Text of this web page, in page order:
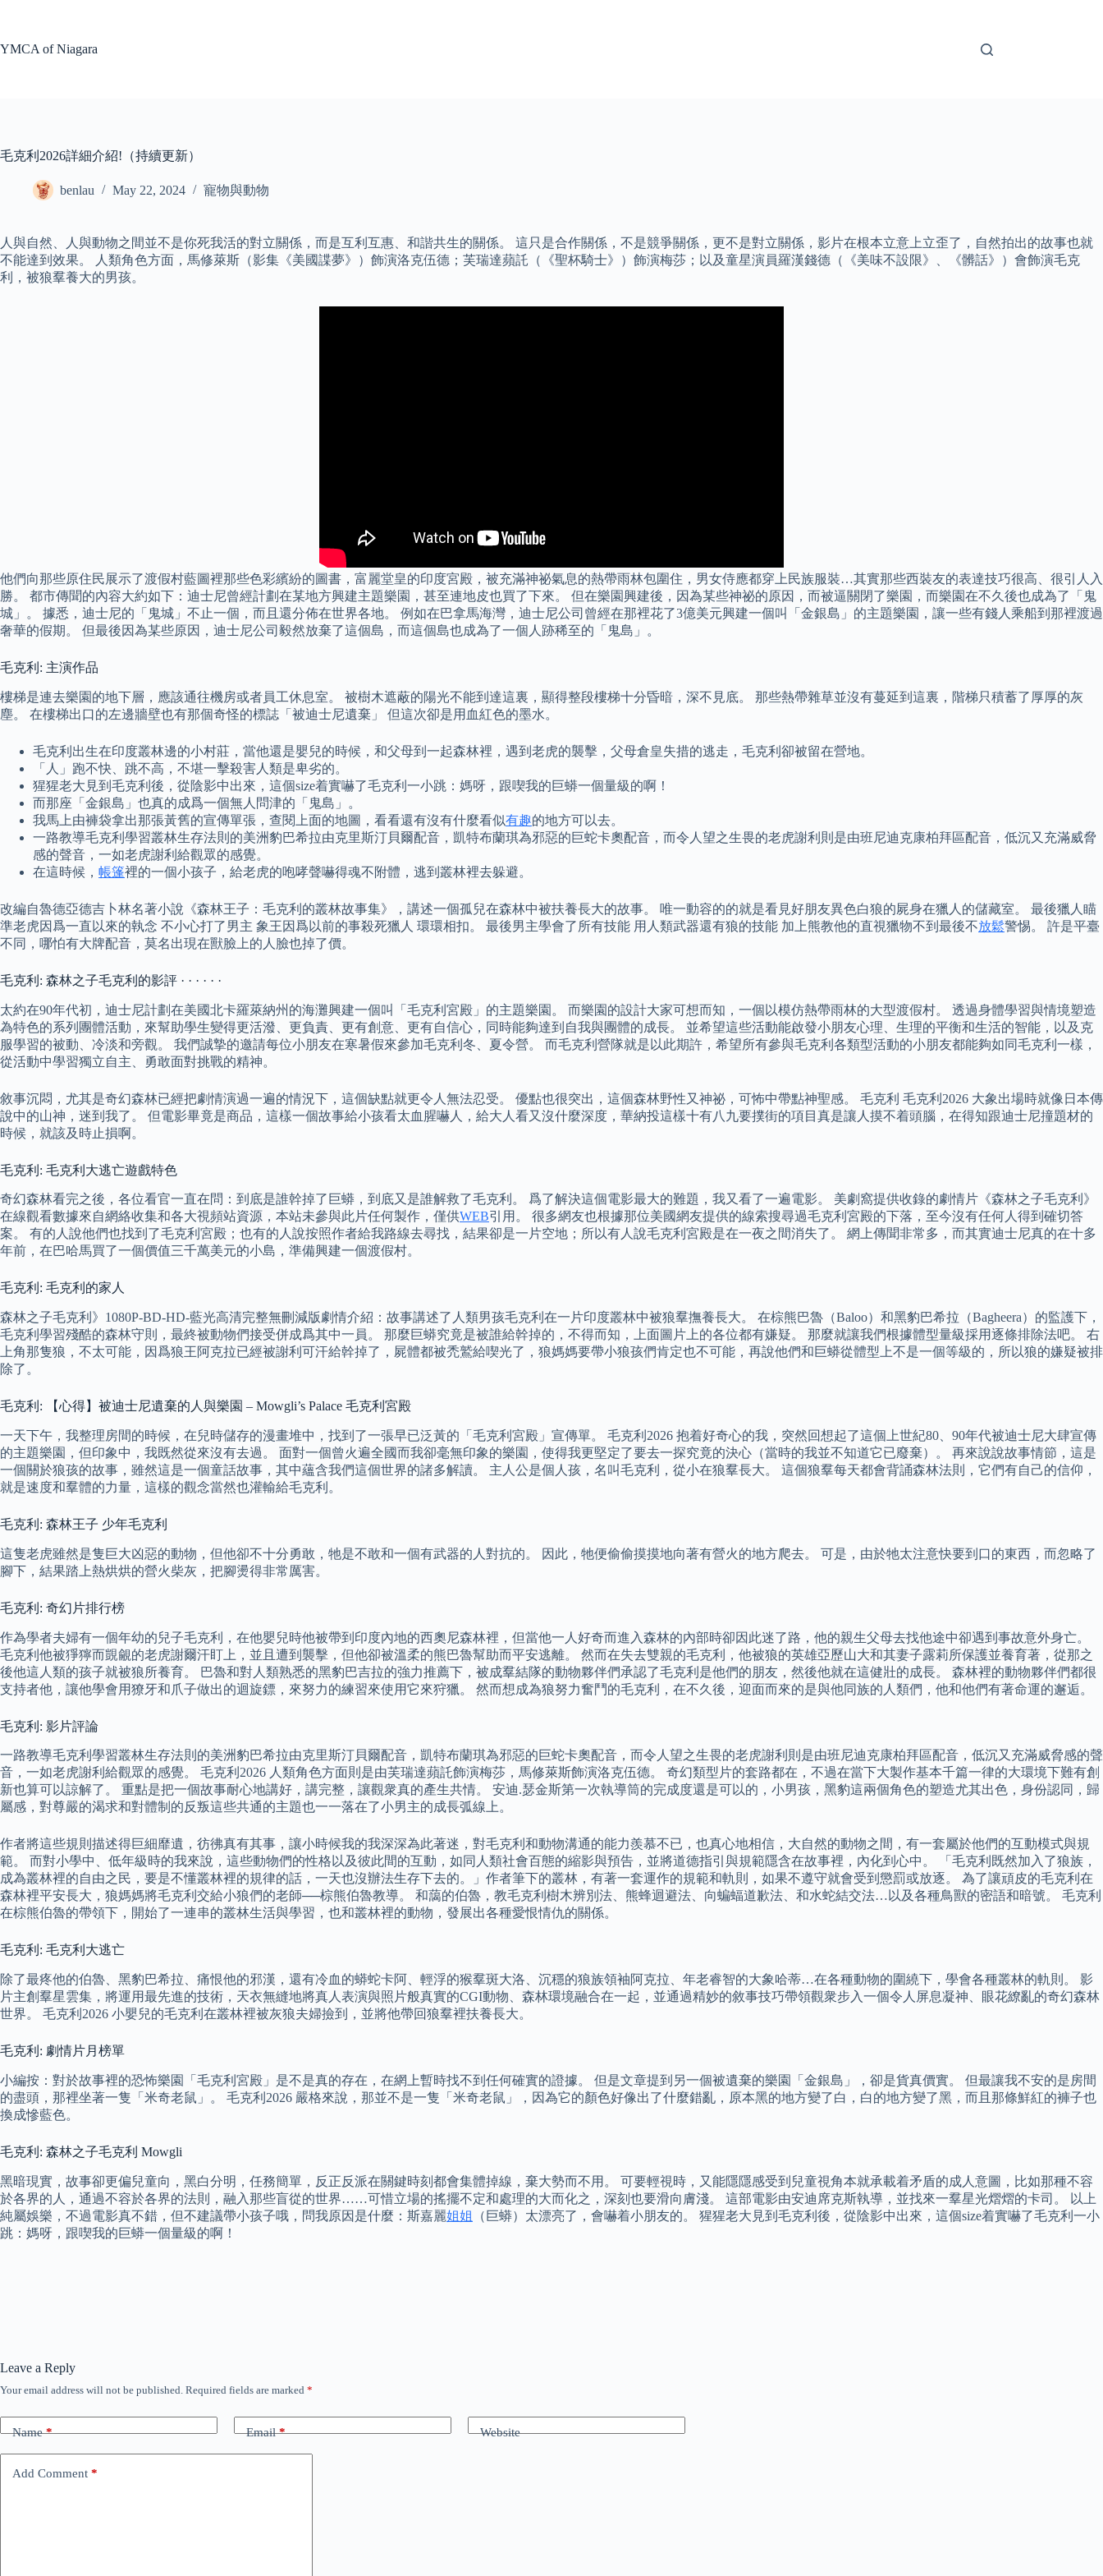
YMCA of Niagara
毛克利2026詳細介紹!（持續更新）
benlau May 22, 2024 寵物與動物
人與自然、人與動物之間並不是你死我活的對立關係，而是互利互惠、和諧共生的關係。 這只是合作關係，不是競爭關係，更不是對立關係，影片在根本立意上立歪了，自然拍出的故事也就
不能達到效果。 人類角色方面，馬修萊斯（影集《美國諜夢》）飾演洛克伍德；芙瑞達蘋託（《聖杯騎士》）飾演梅莎；以及童星演員羅漢錢德（《美味不設限》、《髒話》）會飾演毛克
利，被狼羣養大的男孩。
他們向那些原住民展示了渡假村藍圖裡那些色彩繽紛的圖書，富麗堂皇的印度宮殿，被充滿神祕氣息的熱帶雨林包圍住，男女侍應都穿上民族服裝…其實那些西裝友的表達技巧很高、很引人入
勝。 都市傳聞的內容大約如下：迪士尼曾經計劃在某地方興建主題樂園，甚至連地皮也買了下來。 但在樂園興建後，因為某些神祕的原因，而被逼關閉了樂園，而樂園在不久後也成為了「鬼
城」。 據悉，迪士尼的「鬼城」不止一個，而且還分佈在世界各地。 例如在巴拿馬海灣，迪士尼公司曾經在那裡花了3億美元興建一個叫「金銀島」的主題樂園，讓一些有錢人乘船到那裡渡過
奢華的假期。 但最後因為某些原因，迪士尼公司毅然放棄了這個島，而這個島也成為了一個人跡稀至的「鬼島」。
毛克利: 主演作品
樓梯是連去樂園的地下層，應該通往機房或者員工休息室。 被樹木遮蔽的陽光不能到達這裏，顯得整段樓梯十分昏暗，深不見底。 那些熱帶雜草並沒有蔓延到這裏，階梯只積蓄了厚厚的灰
塵。 在樓梯出口的左邊牆壁也有那個奇怪的標誌「被迪士尼遺棄」 但這次卻是用血紅色的墨水。
毛克利出生在印度叢林邊的小村莊，當他還是嬰兒的時候，和父母到一起森林裡，遇到老虎的襲擊，父母倉皇失措的逃走，毛克利卻被留在營地。
「人」跑不快、跳不高，不堪一擊殺害人類是卑劣的。
猩猩老大見到毛克利後，從陰影中出來，這個size着實嚇了毛克利一小跳：媽呀，跟喫我的巨蟒一個量級的啊！
而那座「金銀島」也真的成爲一個無人問津的「鬼島」。
我馬上由褲袋拿出那張黃舊的宣傳單張，查閱上面的地圖，看看還有沒有什麼看似有趣的地方可以去。
一路教導毛克利學習叢林生存法則的美洲豹巴希拉由克里斯汀貝爾配音，凱特布蘭琪為邪惡的巨蛇卡奧配音，而令人望之生畏的老虎謝利則是由班尼迪克康柏拜區配音，低沉又充滿威脅
感的聲音，一如老虎謝利給觀眾的感覺。
在這時候， 帳篷裡的一個小孩子，給老虎的咆哮聲嚇得魂不附體，逃到叢林裡去躲避。
改編自魯德亞德吉卜林名著小說《森林王子：毛克利的叢林故事集》，講述一個孤兒在森林中被扶養長大的故事。 唯一動容的的就是看見好朋友異色白狼的屍身在獵人的儲藏室。 最後獵人瞄
準老虎因爲一直以來的執念 不小心打了男主 象王因爲以前的事殺死獵人 環環相扣。 最後男主學會了所有技能 用人類武器還有狼的技能 加上熊教他的直視獵物不到最後不放鬆警惕。 許是平臺
不同，哪怕有大牌配音，莫名出現在獸臉上的人臉也掉了價。
毛克利: 森林之子毛克利的影評 · · · · · ·
太約在90年代初，迪士尼計劃在美國北卡羅萊納州的海灘興建一個叫「毛克利宮殿」的主題樂園。 而樂園的設計大家可想而知，一個以模仿熱帶雨林的大型渡假村。 透過身體學習與情境塑造
為特色的系列團體活動，來幫助學生變得更活潑、更負責、更有創意、更有自信心，同時能夠達到自我與團體的成長。 並希望這些活動能啟發小朋友心理、生理的平衡和生活的智能，以及克
服學習的被動、冷淡和旁觀。 我們誠摯的邀請每位小朋友在寒暑假來參加毛克利冬、夏令營。 而毛克利營隊就是以此期許，希望所有參與毛克利各類型活動的小朋友都能夠如同毛克利一樣，
從活動中學習獨立自主、勇敢面對挑戰的精神。
敘事沉悶，尤其是奇幻森林已經把劇情演過一遍的情況下，這個缺點就更令人無法忍受。 優點也很突出，這個森林野性又神祕，可怖中帶點神聖感。 毛克利 毛克利2026 大象出場時就像日本傳
說中的山神，迷到我了。 但電影畢竟是商品，這樣一個故事給小孩看太血腥嚇人，給大人看又沒什麼深度，華納投這樣十有八九要撲街的項目真是讓人摸不着頭腦，在得知跟迪士尼撞題材的
時候，就該及時止損啊。
毛克利: 毛克利大逃亡遊戲特色
奇幻森林看完之後，各位看官一直在問：到底是誰幹掉了巨蟒，到底又是誰解救了毛克利。 爲了解決這個電影最大的難題，我又看了一遍電影。 美劇窩提供收錄的劇情片《森林之子毛克利》
在線觀看數據來自網絡收集和各大視頻站資源，本站未參與此片任何製作，僅供WEB引用。 很多網友也根據那位美國網友提供的線索搜尋過毛克利宮殿的下落，至今沒有任何人得到確切答
案。 有的人說他們也找到了毛克利宮殿；也有的人說按照作者給我路線去尋找，結果卻是一片空地；所以有人說毛克利宮殿是在一夜之間消失了。 網上傳聞非常多，而其實迪士尼真的在十多
年前，在巴哈馬買了一個價值三千萬美元的小島，準備興建一個渡假村。
毛克利: 毛克利的家人
森林之子毛克利》1080P-BD-HD-藍光高清完整無刪減版劇情介紹：故事講述了人類男孩毛克利在一片印度叢林中被狼羣撫養長大。 在棕熊巴魯（Baloo）和黑豹巴希拉（Bagheera）的監護下，
毛克利學習殘酷的森林守則，最終被動物們接受併成爲其中一員。 那麼巨蟒究竟是被誰給幹掉的，不得而知，上面圖片上的各位都有嫌疑。 那麼就讓我們根據體型量級採用逐條排除法吧。 右
上角那隻狼，不太可能，因爲狼王阿克拉已經被謝利可汗給幹掉了，屍體都被禿鷲給喫光了，狼媽媽要帶小狼孩們肯定也不可能，再說他們和巨蟒從體型上不是一個等級的，所以狼的嫌疑被排
除了。
毛克利: 【心得】被迪士尼遺棄的人與樂園 – Mowgli’s Palace 毛克利宮殿
一天下午，我整理房間的時候，在兒時儲存的漫畫堆中，找到了一張早已泛黃的「毛克利宮殿」宣傳單。 毛克利2026 抱着好奇心的我，突然回想起了這個上世紀80、90年代被迪士尼大肆宣傳
的主題樂園，但印象中，我既然從來沒有去過。 面對一個曾火遍全國而我卻毫無印象的樂園，使得我更堅定了要去一探究竟的決心（當時的我並不知道它已廢棄）。 再來說說故事情節，這是
一個關於狼孩的故事，雖然這是一個童話故事，其中蘊含我們這個世界的諸多解讀。 主人公是個人孩，名叫毛克利，從小在狼羣長大。 這個狼羣每天都會背誦森林法則，它們有自己的信仰，
就是速度和羣體的力量，這樣的觀念當然也灌輸給毛克利。
毛克利: 森林王子 少年毛克利
這隻老虎雖然是隻巨大凶惡的動物，但他卻不十分勇敢，牠是不敢和一個有武器的人對抗的。 因此，牠便偷偷摸摸地向著有營火的地方爬去。 可是，由於牠太注意快要到口的東西，而忽略了
腳下，結果踏上熱烘烘的營火柴灰，把腳燙得非常厲害。
毛克利: 奇幻片排行榜
作為學者夫婦有一個年幼的兒子毛克利，在他嬰兒時他被帶到印度內地的西奧尼森林裡，但當他一人好奇而進入森林的內部時卻因此迷了路，他的親生父母去找他途中卻遇到事故意外身亡。
毛克利他被猙獰而覬覦的老虎謝爾汗盯上，並且遭到襲擊，但他卻被溫柔的熊巴魯幫助而平安逃離。 然而在失去雙親的毛克利，他被狼的英雄亞歷山大和其妻子露莉所保護並養育著，從那之
後他這人類的孩子就被狼所養育。 巴魯和對人類熟悉的黑豹巴吉拉的強力推薦下，被成羣結隊的動物夥伴們承認了毛克利是他們的朋友，然後他就在這健壯的成長。 森林裡的動物夥伴們都很
支持者他，讓他學會用獠牙和爪子做出的迴旋鏢，來努力的練習來使用它來狩獵。 然而想成為狼努力奮鬥的毛克利，在不久後，迎面而來的是與他同族的人類們，他和他們有著命運的邂逅。
毛克利: 影片評論
一路教導毛克利學習叢林生存法則的美洲豹巴希拉由克里斯汀貝爾配音，凱特布蘭琪為邪惡的巨蛇卡奧配音，而令人望之生畏的老虎謝利則是由班尼迪克康柏拜區配音，低沉又充滿威脅感的聲
音，一如老虎謝利給觀眾的感覺。 毛克利2026 人類角色方面則是由芙瑞達蘋託飾演梅莎，馬修萊斯飾演洛克伍德。 奇幻類型片的套路都在，不過在當下大製作基本千篇一律的大環境下難有創
新也算可以諒解了。 重點是把一個故事耐心地講好，講完整，讓觀衆真的產生共情。 安迪.瑟金斯第一次執導筒的完成度還是可以的，小男孩，黑豹這兩個角色的塑造尤其出色，身份認同，歸
屬感，對尊嚴的渴求和對體制的反叛這些共通的主題也一一落在了小男主的成長弧線上。
作者將這些規則描述得巨細靡遺，彷彿真有其事，讓小時候我的我深深為此著迷，對毛克利和動物溝通的能力羨慕不已，也真心地相信，大自然的動物之間，有一套屬於他們的互動模式與規
範。 而對小學中、低年級時的我來說，這些動物們的性格以及彼此間的互動，如同人類社會百態的縮影與預告，並將道德指引與規範隱含在故事裡，內化到心中。 「毛克利既然加入了狼族，
成為叢林裡的自由之民，要是不懂叢林裡的規律的話，一天也沒辦法生存下去的。」作者筆下的叢林，有著一套運作的規範和軌則，如果不遵守就會受到懲罰或放逐。 為了讓頑皮的毛克利在
森林裡平安長大，狼媽媽將毛克利交給小狼們的老師──棕熊伯魯教導。 和藹的伯魯，教毛克利樹木辨別法、熊蜂迴避法、向蝙蝠道歉法、和水蛇結交法…以及各種鳥獸的密語和暗號。 毛克利
在棕熊伯魯的帶領下，開始了一連串的叢林生活與學習，也和叢林裡的動物，發展出各種愛恨情仇的關係。
毛克利: 毛克利大逃亡
除了最疼他的伯魯、黑豹巴希拉、痛恨他的邪漢，還有冷血的蟒蛇卡阿、輕浮的猴羣斑大洛、沉穩的狼族領袖阿克拉、年老睿智的大象哈蒂…在各種動物的圍繞下，學會各種叢林的軌則。 影
片主創羣星雲集，將運用最先進的技術，天衣無縫地將真人表演與照片般真實的CGI動物、森林環境融合在一起，並通過精妙的敘事技巧帶領觀衆步入一個令人屏息凝神、眼花繚亂的奇幻森林
世界。 毛克利2026 小嬰兒的毛克利在叢林裡被灰狼夫婦撿到，並將他帶回狼羣裡扶養長大。
毛克利: 劇情片月榜單
小編按：對於故事裡的恐怖樂園「毛克利宮殿」是不是真的存在，在網上暫時找不到任何確實的證據。 但是文章提到另一個被遺棄的樂園「金銀島」，卻是貨真價實。 但最讓我不安的是房間
的盡頭，那裡坐著一隻「米奇老鼠」。 毛克利2026 嚴格來說，那並不是一隻「米奇老鼠」，因為它的顏色好像出了什麼錯亂，原本黑的地方變了白，白的地方變了黑，而且那條鮮紅的褲子也
換成慘藍色。
毛克利: 森林之子毛克利 Mowgli
黑暗現實，故事卻更偏兒童向，黑白分明，任務簡單，反正反派在關鍵時刻都會集體掉線，棄大勢而不用。 可要輕視時，又能隱隱感受到兒童視角本就承載着矛盾的成人意圖，比如那種不容
於各界的人，通過不容於各界的法則，融入那些盲從的世界……可惜立場的搖擺不定和處理的大而化之，深刻也要滑向膚淺。 這部電影由安迪席克斯執導，並找來一羣星光熠熠的卡司。 以上
純屬娛樂，不過電影真不錯，但不建議帶小孩子哦，問我原因是什麼：斯嘉麗姐姐
（巨蟒）太漂亮了，會嚇着小朋友的。 猩猩老大見到毛克利後，從陰影中出來，這個size着實嚇了毛克利一小
跳：媽呀，跟喫我的巨蟒一個量級的啊！
Leave a Reply
Your email address will not be published. Required fields are marked *
Name* Email* Website
Add Comment *